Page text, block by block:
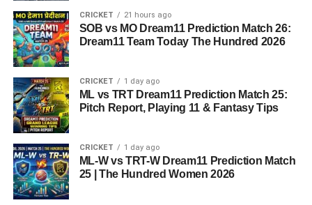
नदी किनारे रहने वाले लोगों से सतर्क रहने
की अपील
वाले यात्रियों से सतर्क रहने की अपील की है। लगातार बारिश के बीच
भूस्खलन की घटनाओं को देखते हुए संवेदनशील क्षेत्रों में निगरानी बढ़ा दी गई
है।
CRICKET 21 hours ago
SOB vs MO Dream11 Prediction Match 26:
Dream11 Team Today The Hundred 2026
CRICKET 1 day ago
ML vs TRT Dream11 Prediction Match 25:
Pitch Report, Playing 11 & Fantasy Tips
CRICKET 1 day ago
ML-W vs TRT-W Dream11 Prediction Match
25 | The Hundred Women 2026